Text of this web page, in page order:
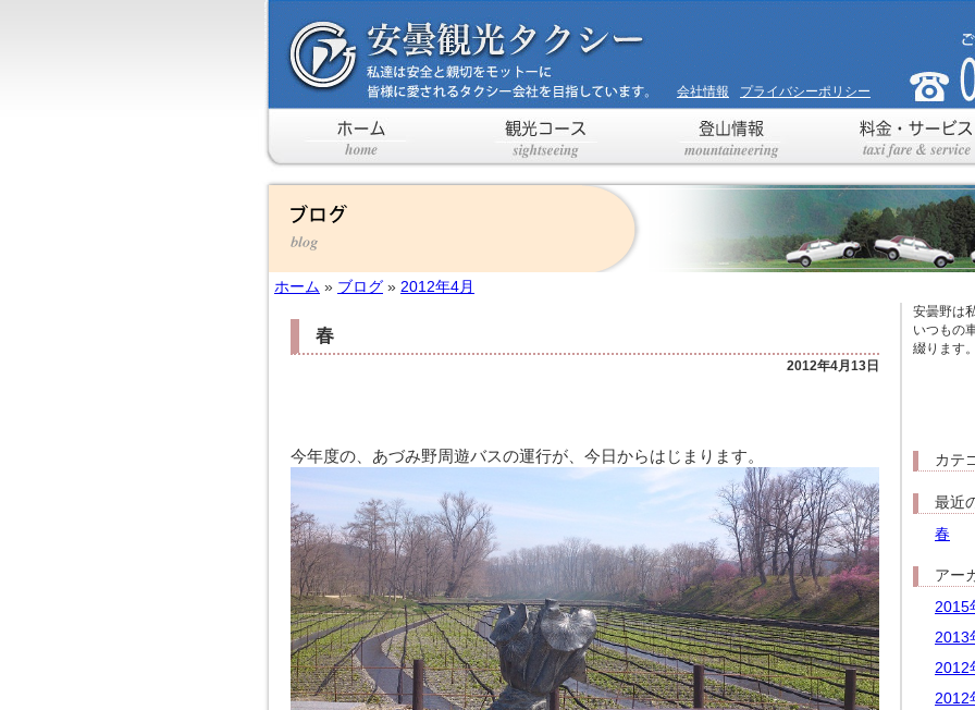
会社情報 プライバシーポリシー
ホーム » ブログ » 2012年4月
春
2012年4月13日
今年度の、あづみ野周遊バスの運行が、今日からはじまります。
安曇野は
いつもの
綴ります
カテ
最近
春
アー
2015
2013
2012
2012